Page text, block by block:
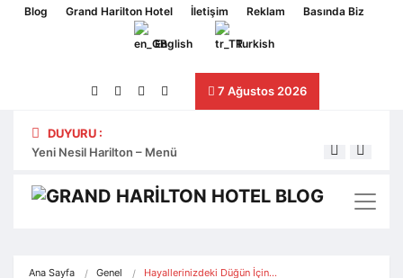
Blog Grand Harilton Hotel İletişim Reklam Basında Biz
English Turkish
7 Ağustos 2026
DUYURU :
Yeni Nesil Harilton – Menü
Ana Sayfa Genel Hayallerinizdeki Düğün İçin…